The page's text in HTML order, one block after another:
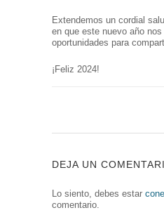
Extendemos un cordial
en que este nuevo año
oportunidades para
¡Feliz 2024!
DEJA UN
Lo siento, debes estar
comentario.